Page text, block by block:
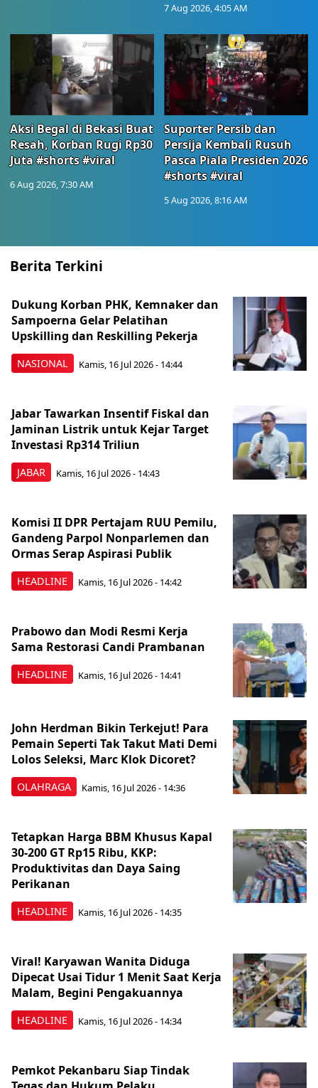
7 Aug 2026, 4:05 AM
Aksi Begal di Bekasi Buat
Resah, Korban Rugi Rp30
Juta #shorts #viral
6 Aug 2026, 7:30 AM
Suporter Persib dan
Persija Kembali Rusuh
Pasca Piala Presiden 2026
#shorts #viral
5 Aug 2026, 8:16 AM
Berita Terkini
NASIONAL
Dukung Korban PHK, Kemnaker dan
Sampoerna Gelar Pelatihan
Upskilling dan Reskilling Pekerja
Kamis, 16 Jul 2026 - 14:44
JABAR
Jabar Tawarkan Insentif Fiskal dan
Jaminan Listrik untuk Kejar Target
Investasi Rp314 Triliun
Kamis, 16 Jul 2026 - 14:43
HEADLINE
Komisi II DPR Pertajam RUU Pemilu,
Gandeng Parpol Nonparlemen dan
Ormas Serap Aspirasi Publik
Kamis, 16 Jul 2026 - 14:42
HEADLINE
Prabowo dan Modi Resmi Kerja
Sama Restorasi Candi Prambanan
Kamis, 16 Jul 2026 - 14:41
OLAHRAGA
John Herdman Bikin Terkejut! Para
Pemain Seperti Tak Takut Mati Demi
Lolos Seleksi, Marc Klok Dicoret?
Kamis, 16 Jul 2026 - 14:36
HEADLINE
Tetapkan Harga BBM Khusus Kapal
30-200 GT Rp15 Ribu, KKP:
Produktivitas dan Daya Saing
Perikanan
Kamis, 16 Jul 2026 - 14:35
HEADLINE
Viral! Karyawan Wanita Diduga
Dipecat Usai Tidur 1 Menit Saat Kerja
Malam, Begini Pengakuannya
Kamis, 16 Jul 2026 - 14:34
Pemkot Pekanbaru Siap Tindak